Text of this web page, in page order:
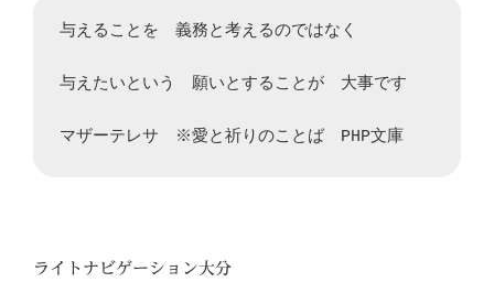
与えることを　義務と考えるのではなく
与えたいという　願いとすることが　大事です
マザーテレサ　※愛と祈りのことば　PHP文庫
ライトナビゲーション大分